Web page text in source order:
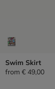
Swim Skirt
from € 49,00